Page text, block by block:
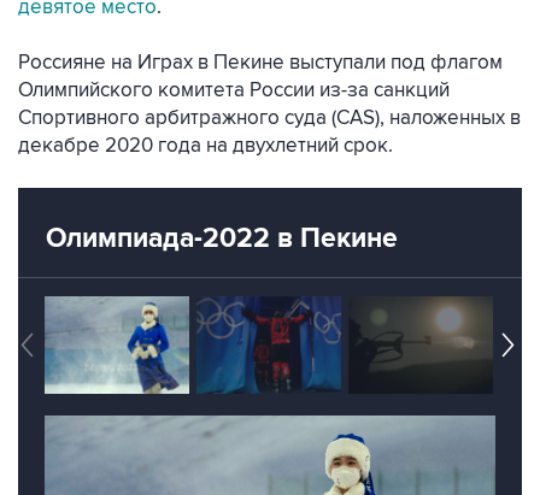
девятое место.
Россияне на Играх в Пекине выступали под флагом
Олимпийского комитета России из-за санкций
Спортивного арбитражного суда (CAS), наложенных в
декабре 2020 года на двухлетний срок.
Олимпиада-2022 в Пекине